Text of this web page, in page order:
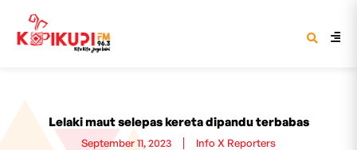
Lelaki maut selepas kereta dipandu terbabas
September 11, 2023 Info X Reporters